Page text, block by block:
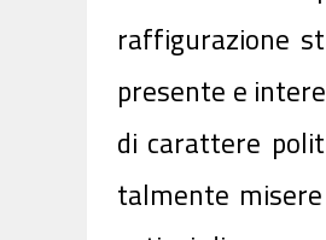
raffigurazione
presente e
di carattere
talmente